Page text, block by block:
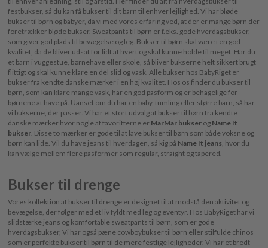
festbukser, så du kan få bukser til dit barn til enhver lejlighed. Vi har bløde
bukser til børn og babyer, da vi med vores erfaring ved, at der er mange børn der
foretrækker bløde bukser. Sweatpants til børn er f.eks. gode hverdagsbukser,
som giver god plads til bevægelse og leg. Bukser til børn skal være i en god
kvalitet, da de bliver udsat for lidt af hvert og skal kunne holde til meget. Har du
et barn i vuggestue, børnehave eller skole, så bliver bukserne helt sikkert brugt
flittigt og skal kunne klare en del slid og vask. Alle bukser hos BabyRiget er
bukser fra kendte danske mærker i en høj kvalitet. Hos os finder du bukser til
børn, som kan klare mange vask, har en god pasform og er behagelige for
børnene at have på. Uanset om du har en baby, tumling eller større barn, så har
vi bukserne, der passer. Vi har et stort udvalg af bukser til børn fra kendte
danske mærker hvor nogle af favoritterne er MarMar bukserog Name It
bukser. Disse to mærker er gode til at lave bukser til børn som både voksne og
børn kan lide. Vil du have jeans til hverdagen, så kig på Name It jeans, hvor du
kan vælge mellem flere pasformer som regular, straight og tapered.
Bukser til drenge
Vores kollektion af bukser til drenge er designet til at modstå den aktivitet og
bevægelse, der følger med et liv fyldt med leg og eventyr. Hos BabyRiget har vi
slidstærke jeans og komfortable sweatpants til børn, som er gode
hverdagsbukser, Vi har også pæne cowboybukser til børn eller stilfulde chinos
som er perfekte bukser til børn til de mere festlige lejligheder. Vi har et bredt